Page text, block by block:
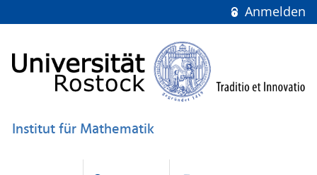
Anmelden
Institut für Mathematik